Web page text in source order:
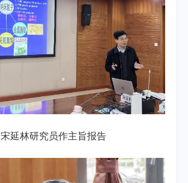
宋延林研究员作主旨报告